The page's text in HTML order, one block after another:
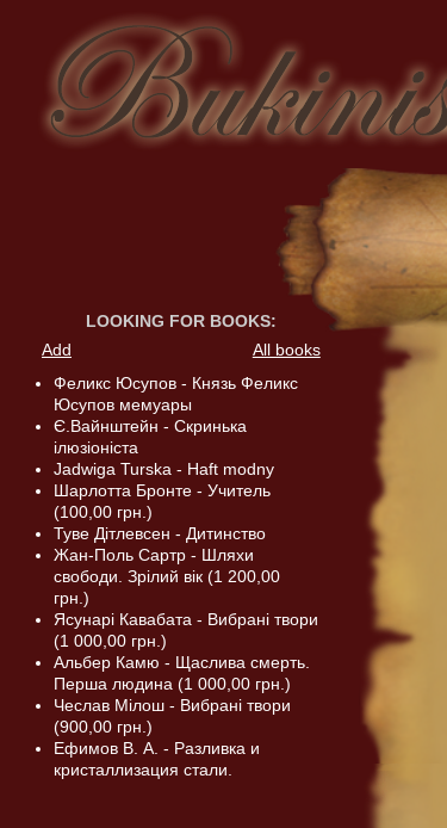
LOOKING FOR BOOKS:
Add
All books
Феликс Юсупов - Князь Феликс
Юсупов мемуары
Є.Вайнштейн - Скринька
ілюзіоніста
Jadwiga Turska - Haft modny
Шарлотта Бронте - Учитель
(100,00 грн.)
Туве Дітлевсен - Дитинство
Жан-Поль Сартр - Шляхи
свободи. Зрілий вік (1 200,00
грн.)
Ясунарі Кавабата - Вибрані твори
(1 000,00 грн.)
Альбер Камю - Щаслива смерть.
Перша людина (1 000,00 грн.)
Чеслав Мілош - Вибрані твори
(900,00 грн.)
Ефимов В. А. - Разливка и
кристаллизация стали.